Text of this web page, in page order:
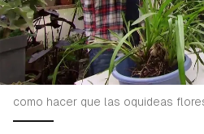
como hacer que las oquideas